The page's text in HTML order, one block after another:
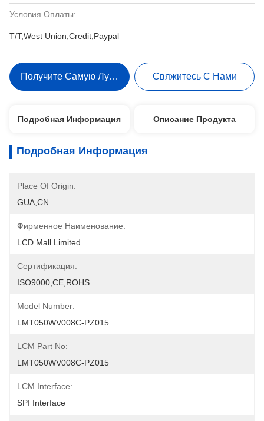
Условия Оплаты:
T/T;West Union;Credit;Paypal
Получите Самую Лучшую ЦенуСвяжитесь С Нами
Подробная Информация Описание Продукта
Подробная Информация
Place Of Origin:
GUA,CN
Фирменное Наименование:
LCD Mall Limited
Сертификация:
ISO9000,CE,ROHS
Model Number:
LMT050WV008C-PZ015
LCM Part No:
LMT050WV008C-PZ015
LCM Interface:
SPI Interface